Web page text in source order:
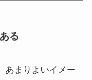
る
あまりよいイメー